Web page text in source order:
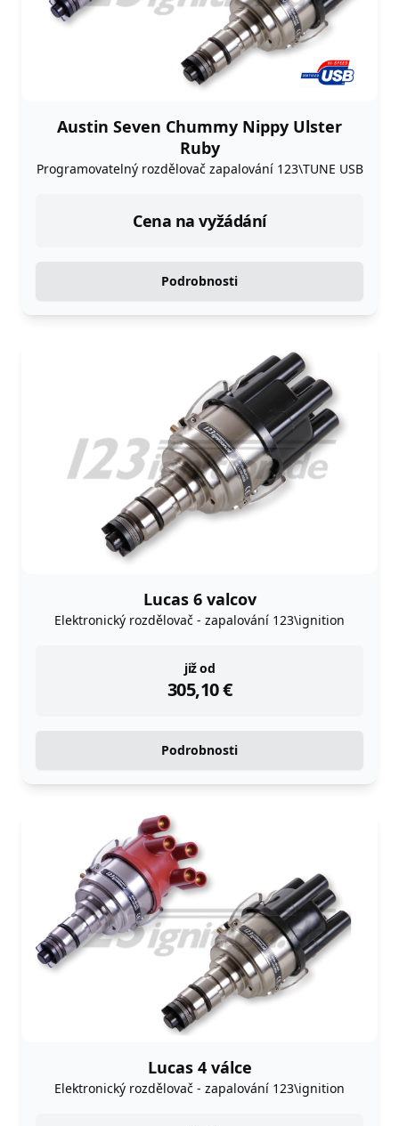
Austin Seven Chummy Nippy Ulster
Ruby
Programovatelný rozdělovač zapalování 123\TUNE USB
Cena na vyžádání
Podrobnosti
Lucas 6 valcov
Elektronický rozdělovač - zapalování 123\ignition
již od
305,10€
instock
Podrobnosti
Lucas 4 válce
Elektronický rozdělovač - zapalování 123\ignition